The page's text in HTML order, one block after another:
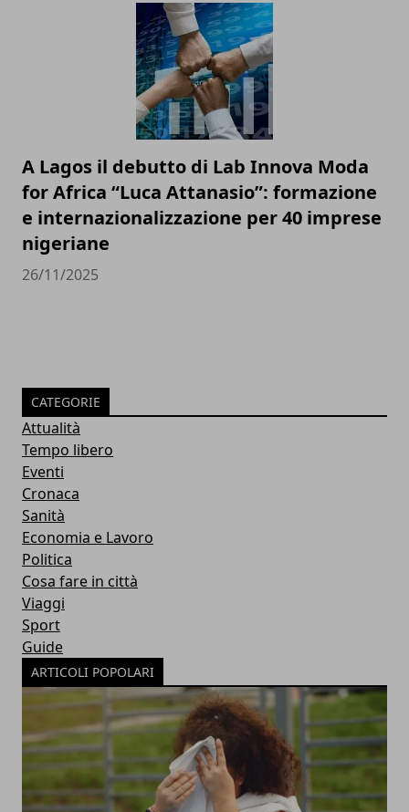
A Lagos il debutto di Lab Innova Moda
for Africa “Luca Attanasio”: formazione
e internazionalizzazione per 40 imprese
nigeriane
26/11/2025
CATEGORIE
Attualità
Tempo libero
Eventi
Cronaca
Sanità
Economia e Lavoro
Politica
Cosa fare in città
Viaggi
Sport
Guide
ARTICOLI POPOLARI